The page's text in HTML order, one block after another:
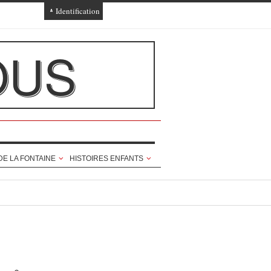
Identification
Ajout texte ou poème
LA FONTAINE HISTOIRES ENFANTS